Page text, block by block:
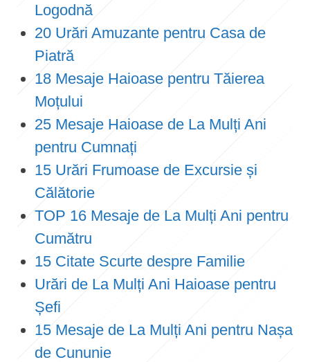
Logodnă
20 Urări Amuzante pentru Casa de
Piatră
18 Mesaje Haioase pentru Tăierea
Moțului
25 Mesaje Haioase de La Mulți Ani
pentru Cumnați
15 Urări Frumoase de Excursie și
Călătorie
TOP 16 Mesaje de La Mulți Ani pentru
Cumătru
15 Citate Scurte despre Familie
Urări de La Mulți Ani Haioase pentru
Șefi
15 Mesaje de La Mulți Ani pentru Nașa
de Cununie